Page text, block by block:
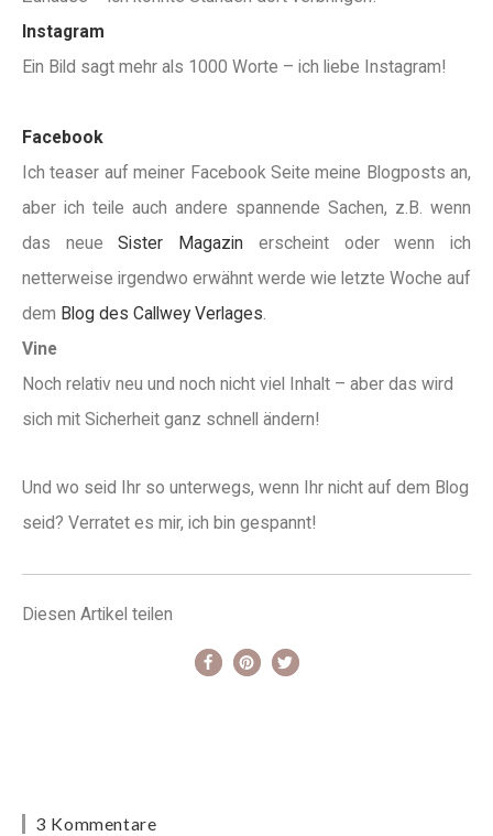
Instagram
Ein Bild sagt mehr als 1000 Worte – ich liebe Instagram!
Facebook
Ich teaser auf meiner Facebook Seite meine Blogposts an,
aber ich teile auch andere spannende Sachen, z.B. wenn
das neueSister Magazin erscheint oder wenn ich
netterweise irgendwo erwähnt werde wie letzte Woche auf
dem Blog des Callwey Verlages.
Vine
Noch relativ neu und noch nicht viel Inhalt – aber das wird
sich mit Sicherheit ganz schnell ändern!
Und wo seid Ihr so unterwegs, wenn Ihr nicht auf dem Blog
seid? Verratet es mir, ich bin gespannt!
Diesen Artikel teilen
3 Kommentare